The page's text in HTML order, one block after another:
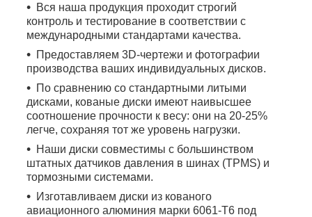
Вся наша продукция проходит строгий
контроль и тестирование в соответствии с
международными стандартами качества.
Предоставляем 3D-чертежи и фотографии
производства ваших индивидуальных дисков.
По сравнению со стандартными литыми
дисками, кованые диски имеют наивысшее
соотношение прочности к весу: они на 20-25%
легче, сохраняя тот же уровень нагрузки.
Наши диски совместимы с большинством
штатных датчиков давления в шинах (TPMS) и
тормозными системами.
Изготавливаем диски из кованого
авиационного алюминия марки 6061-T6 под